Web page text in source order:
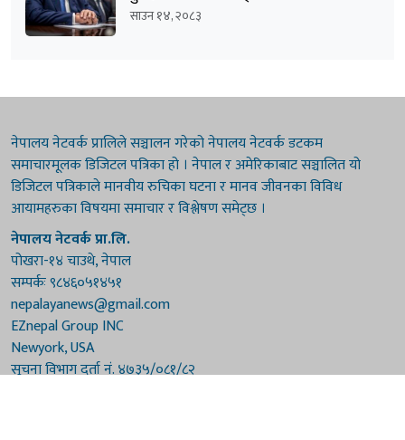
साउन १४, २०८३
नेपालय नेटवर्क प्रालिले सञ्चालन गरेको नेपालय नेटवर्क डटकम
समाचारमूलक डिजिटल पत्रिका हो । नेपाल र अमेरिकाबाट सञ्चालित यो
डिजिटल पत्रिकाले मानवीय रुचिका घटना र मानव जीवनका विविध
आयामहरुका विषयमा समाचार र विश्लेषण समेट्छ ।
नेपालय नेटवर्क प्रा.लि.
पोखरा-१४ चाउथे, नेपाल
सम्पर्कः ९८४६०५१४५१
nepalayanews@gmail.com
EZnepal Group INC
Newyork, USA
सूचना विभाग दर्ता नं. ४७३५/०८१/८२